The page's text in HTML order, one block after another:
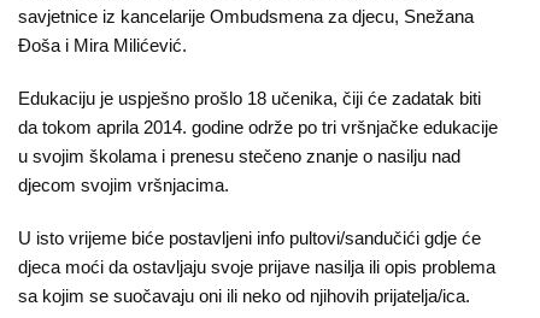
savjetnice iz kancelarije Ombudsmena za djecu, Snežana
Đoša i Mira Milićević.
Edukaciju je uspješno prošlo 18 učenika, čiji će zadatak biti
da tokom aprila 2014. godine održe po tri vršnjačke edukacije
u svojim školama i prenesu stečeno znanje o nasilju nad
djecom svojim vršnjacima.
U isto vrijeme biće postavljeni info pultovi/sandučići gdje će
djeca moći da ostavljaju svoje prijave nasilja ili opis problema
sa kojim se suočavaju oni ili neko od njihovih prijatelja/ica.